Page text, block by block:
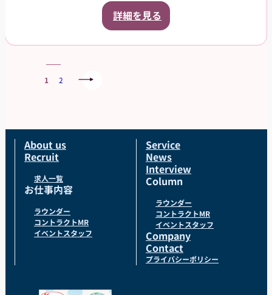
島根県・鳥取県のドラッグストア・ホームセンタ
ー・GMSなどでご就業頂きます。スタッフ登録後
詳細を見る
1 2
About us
Recruit
求人一覧
お仕事内容
ラウンダー
コントラクトMR
イベントスタッフ
Service
News
Interview
Column
ラウンダー
コントラクトMR
イベントスタッフ
Company
Contact
プライバシーポリシー